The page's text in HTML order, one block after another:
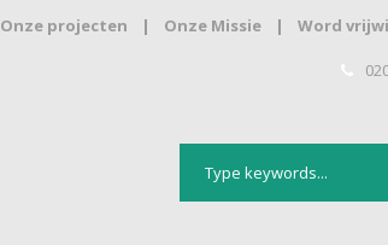
Onze projecten | Onze Missie | Word